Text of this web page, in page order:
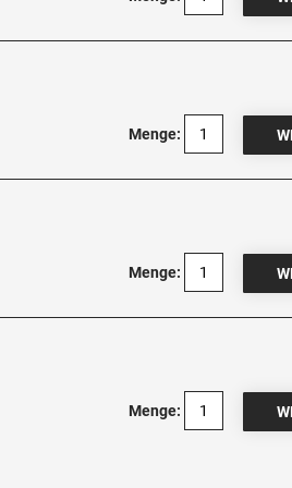
Menge:
Menge:
Menge: